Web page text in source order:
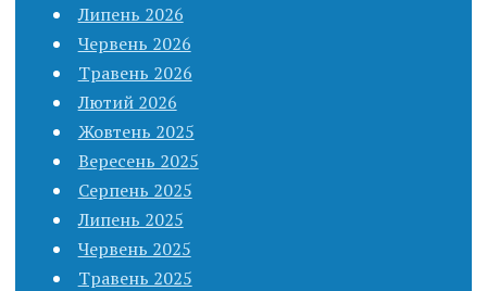
Липень 2026
Червень 2026
Травень 2026
Лютий 2026
Жовтень 2025
Вересень 2025
Серпень 2025
Липень 2025
Червень 2025
Травень 2025